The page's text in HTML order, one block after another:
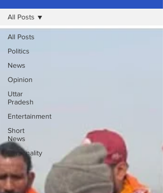
All Posts
Politics
News
Opinion
Uttar
Pradesh
Entertainment
Short
News
Personality
All Posts